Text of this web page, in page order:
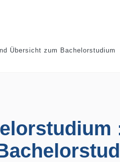
Übersicht zum Bachelorstudium